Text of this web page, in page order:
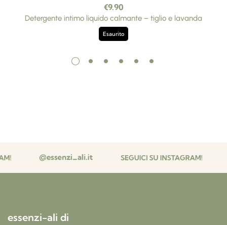
€9.90
Detergente intimo liquido calmante – tiglio e lavanda
Esaurito
essenzi-ali di